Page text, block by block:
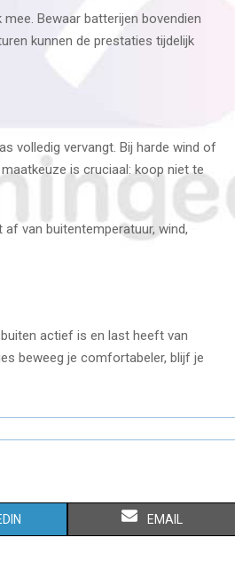
Bewaar batterijen bovendien
kunnen de prestaties tijdelijk
volledig vervangt. Bij harde wind of
is cruciaal: koop niet te
van buitentemperatuur, wind,
actief is en last heeft van
beweeg je comfortabeler, blijf je
S
EMAIL